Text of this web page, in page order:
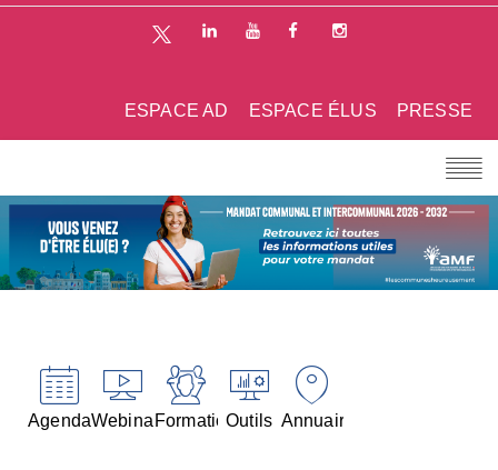
PRESSE
ESPACE ÉLUS
ESPACE AD
AgendaWebinairesFormationsOutils Annuaires